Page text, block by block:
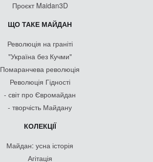
Проєкт Maidan3D
ЩО ТАКЕ МАЙДАН
Революція на граніті
"Україна без Кучми"
Помаранчева революція
Революція Гідності
- світ про Євромайдан
- творчість Майдану
КОЛЕКЦІЇ
Майдан: усна історія
Агітація